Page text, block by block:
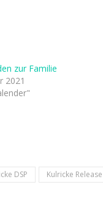
zur Familie
2021
DSP Kulricke Release